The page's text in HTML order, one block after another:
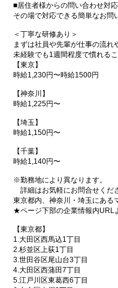
■居住者様からの問い合わせ対応
その場で対応できる簡単なお問
＜丁寧な研修あり＞
まずは社員や先輩が仕事の流れ
未経験でも1週間程度で慣れる
【東京】
時給1,230円〜時給1500円
【神奈川】
時給1,225円〜
【埼玉】
時給1,150円〜
【千葉】
時給1,140円〜
※勤務地により異なります。
詳細はお気軽にお問合せくだ
東京都内、神奈川・埼玉にある
★ページ下部の企業情報内URL
【東京都】
1.大田区西馬込1丁目
2.杉並区上荻1丁目
3.世田谷区尾山台3丁目
4.大田区西蒲田7丁目
5.江戸川区東葛西6丁目